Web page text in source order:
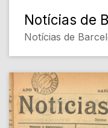
Notícias de
Notícias de